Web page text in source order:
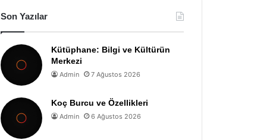
Son Yazılar
Kütüphane: Bilgi ve Kültürün
Merkezi
Admin 7 Ağustos 2026
Koç Burcu ve Özellikleri
Admin 6 Ağustos 2026